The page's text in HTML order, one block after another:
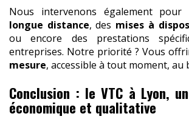
Nous intervenons également pour
longue distance, des mises à
ou encore des prestations
entreprises. Notre priorité ? Vous
mesure, accessible à tout moment, au
Conclusion : le VTC à Lyon,
économique et qualitative